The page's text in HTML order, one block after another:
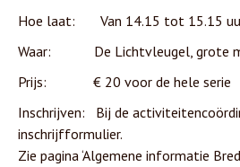
Hoe laat: Van 14.15 tot 15.15
Waar: De Lichtvleugel, grote
Prijs: € 20 voor de hele serie
Inschrijven: Bij de
inschrijfformulier.
Zie pagina ‘Algemene informatie